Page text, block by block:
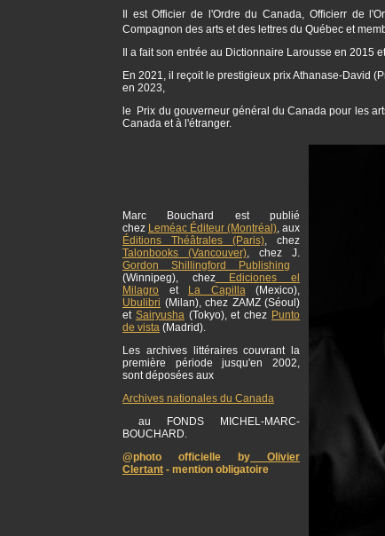
Il est Officier de l'Ordre du Canada, Officierr de
Compagnon des arts et des lettres du Québec et
Il a fait son entrée au Dictionnaire Larousse en 2015
En 2021, il reçoit le prestigieux prix Athanase-David
en 2023,
le Prix du gouverneur général du Canada pour les
Canada et à l'étranger.
Marc Bouchard est publié
chez Leméac Éditeur (Montréal), aux
Éditions Théâtrales (Paris), chez
Talonbooks (Vancouver), chez J.
Gordon Shillingford Publishing
(Winnipeg), chezEdiciones el
Milagro et La Capilla(Mexico),
Ubulibri (Milan), chez ZAMZ (Séoul)
et Sairyusha(Tokyo), et chez Punto
de vista (Madrid).
Les archives littéraires couvrant la
première période jusqu'en 2002,
sont déposées aux
Archives nationales du Canada
au FONDS MICHEL-MARC-
BOUCHARD.
@photo officielle by Olivier
Clertant - mention obligatoire